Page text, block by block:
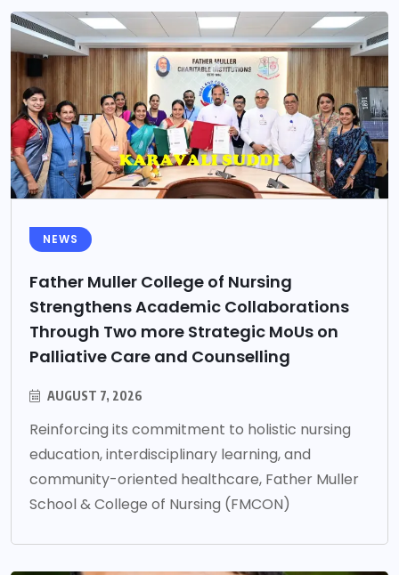
NEWS
Father Muller College of Nursing
Strengthens Academic Collaborations
Through Two more Strategic MoUs on
Palliative Care and Counselling
AUGUST 7, 2026
Reinforcing its commitment to holistic nursing
education, interdisciplinary learning, and
community-oriented healthcare, Father Muller
School & College of Nursing (FMCON)